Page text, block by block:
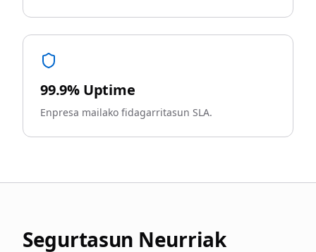
99.9% Uptime
Enpresa mailako fidagarritasun SLA.
Segurtasun Neurriak